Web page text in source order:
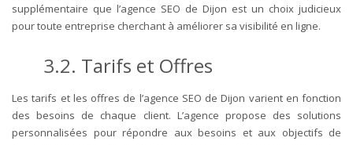
supplémentaire que l’agence SEO de Dijon est un choix judicieux
pour toute entreprise cherchant à améliorer sa visibilité en ligne.
3.2. Tarifs et Offres
Les tarifs et les offres de l’agence SEO de Dijon varient en fonction
des besoins de chaque client. L’agence propose des solutions
personnalisées pour répondre aux besoins et aux objectifs de